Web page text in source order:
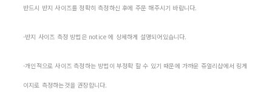
반드시 반지 사이즈를 정확히 측정하신 후에 주문 해주시기 바랍니다.
-반지 사이즈 측정 방법은 notice 에 상세하게 설명되어있습니다.
-개인적으로 사이즈 측정하는 방법이 부정확 할 수 있기 때문에 가까운 쥬얼리샵에서 링게
이지로 측정하는것을 권장합니다.